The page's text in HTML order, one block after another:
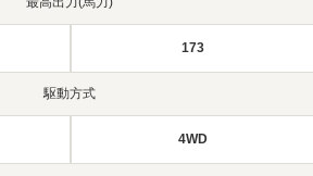
173
駆動方式
4WD